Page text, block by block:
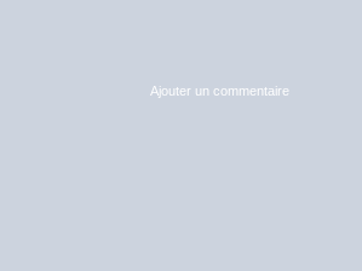
Ajouter un commentaire